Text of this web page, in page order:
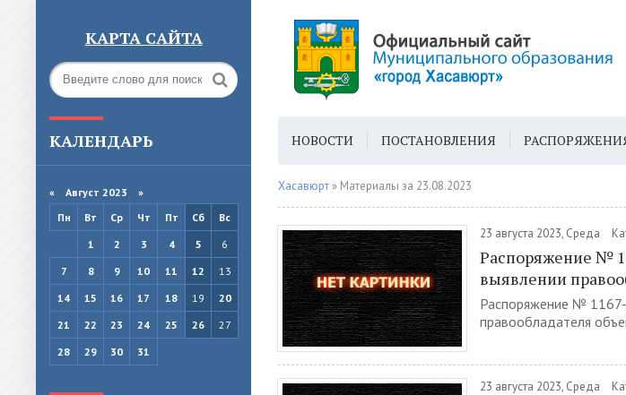
КАРТА САЙТА
КАЛЕНДАРЬ
« Август 2023 »
Пн
Вт Ср Чт Пт Сб
Вс
1
2 3 4 5
6
7
8 9 10 11 12
13
14
15 16 17 18 19
20
21
22 23 24 25 26
27
28
29 30 31
НОВОСТИ ПОСТАНОВЛЕНИЯ
ГОРОДСКАЯ СРЕДА ГЕН. ПЛАН
Хасавюрт » Материалы за 23.08.2023
23 августа 2023, Среда
Распоряжение №
выявлении
Распоряжение № 1167-
правообладателя
23 августа 2023, Среда